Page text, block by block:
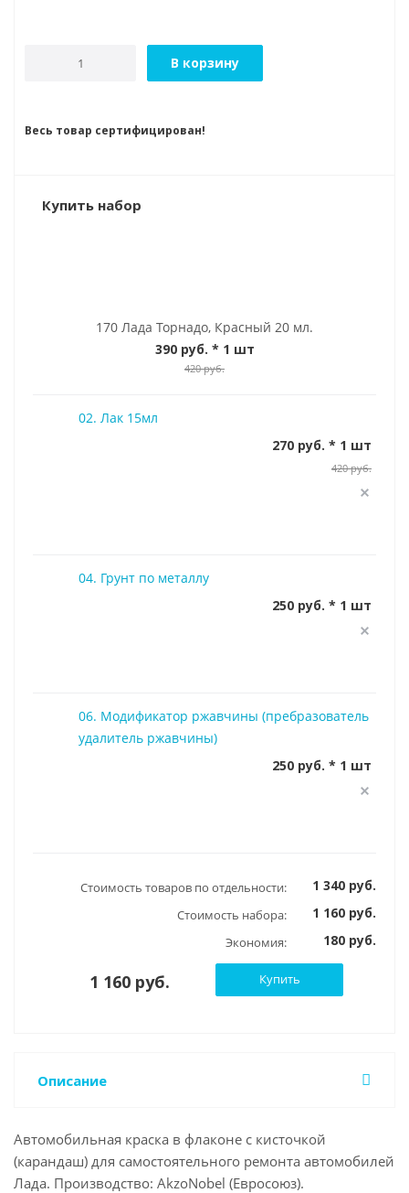
В корзину
Весь товар сертифицирован!
Купить набор
170 Лада Торнадо, Красный 20 мл.
390 руб. * 1 шт
420 руб.
02. Лак 15мл
270 руб. * 1 шт
420 руб.
04. Грунт по металлу
250 руб. * 1 шт
06. Модификатор ржавчины (пребразователь
удалитель ржавчины)
250 руб. * 1 шт
Стоимость товаров по отдельности: 1 340 руб.
Стоимость набора: 1 160 руб.
Экономия: 180 руб.
1 160 руб. Купить
Описание
Автомобильная краска в флаконе с кисточкой
(карандаш) для самостоятельного ремонта автомобилей
Лада. Производство: AkzoNobel (Евросоюз).